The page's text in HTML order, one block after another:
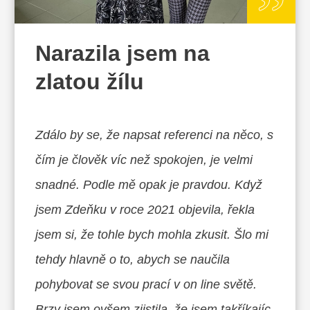
Narazila jsem na
zlatou žílu
Zdálo by se, že napsat referenci na něco, s
čím je člověk víc než spokojen, je velmi
snadné. Podle mě opak je pravdou. Když
jsem Zdeňku v roce 2021 objevila, řekla
jsem si, že tohle bych mohla zkusit. Šlo mi
tehdy hlavně o to, abych se naučila
pohybovat se svou prací v on line světě.